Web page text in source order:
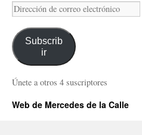
Dirección
de
correo
electrónico
Subscrib
ir
Únete a otros 4 suscriptores
Web de Mercedes de la Calle